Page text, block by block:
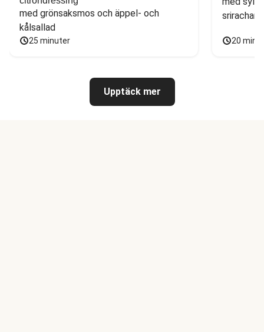
med grönsaksmos och äppel- och
kålsallad
25 minuter 20
Upptäck mer